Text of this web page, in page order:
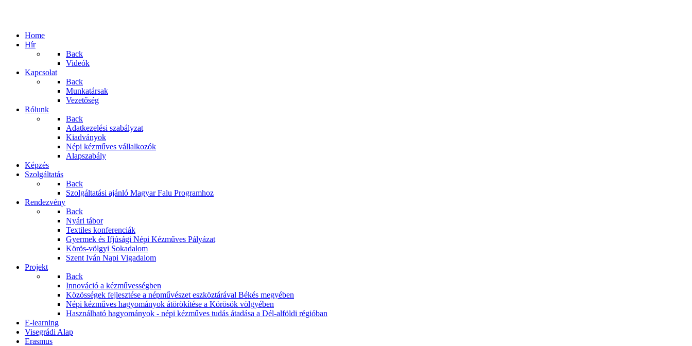
Home
Hír
Back
Videók
Kapcsolat
Back
Munkatársak
Vezetőség
Rólunk
Back
Adatkezelési szabályzat
Kiadványok
Népi kézműves vállalkozók
Alapszabály
Képzés
Szolgáltatás
Back
Szolgáltatási ajánló Magyar Falu Programhoz
Rendezvény
Back
Nyári tábor
Textiles konferenciák
Gyermek és Ifjúsági Népi Kézműves Pályázat
Körös-völgyi Sokadalom
Szent Iván Napi Vigadalom
Projekt
Back
Innováció a kézművességben
Közösségek fejlesztése a népművészet eszköztárával Békés megyében
Népi kézműves hagyományok átörökítése a Körösök völgyében
Használható hagyományok - népi kézműves tudás átadása a Dél-alföldi régióban
E-learning
Visegrádi Alap
Erasmus